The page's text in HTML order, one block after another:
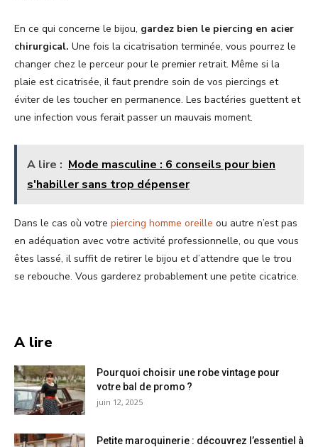
En ce qui concerne le bijou, gardez bien le piercing en acier
chirurgical. Une fois la cicatrisation terminée, vous pourrez le
changer chez le perceur pour le premier retrait. Même si la
plaie est cicatrisée, il faut prendre soin de vos piercings et
éviter de les toucher en permanence. Les bactéries guettent et
une infection vous ferait passer un mauvais moment.
A lire : Mode masculine : 6 conseils pour bien
s'habiller sans trop dépenser
Dans le cas où votre piercing homme oreille ou autre n’est pas
en adéquation avec votre activité professionnelle, ou que vous
êtes lassé, il suffit de retirer le bijou et d’attendre que le trou
se rebouche. Vous garderez probablement une petite cicatrice.
A lire
Pourquoi choisir une robe vintage pour
votre bal de promo ?
juin 12, 2025
Petite maroquinerie : découvrez l’essentiel à